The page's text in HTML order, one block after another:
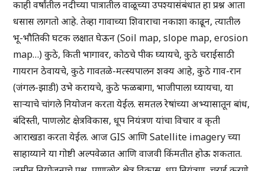
काही वर्षांतील नदीच्या पात्रातील वाळूच्या उपश्यासंबंधात हा प्रश्न आता
धसास लागतो आहे. तेव्हा गावाच्या शिवाराचा नकाशा काढून, त्यातील
भू-भौतिकी घटक लक्षात घेऊन (Soil map, slope map, erosion
map…) कुठे, किती भागावर, कोठचे पीक घ्यायचे, कुठे चराईसाठी
गायरान ठेवायचे, कुठे गावतळे-मत्स्यपालन शक्य आहे, कुठे गाव-रान
(जंगल-झाडी) उभे करायचे, कुठे फळबागा, भाजीपाला घ्यायचा, या
साऱ्याचे चांगले नियोजन करता येईल. समतल रेषांच्या अभ्यासातून बांध,
बंदिस्ती, पाणलोट क्षेत्रविकास, धूप नियंत्रण यांचा विचार व कृती
आराखडा करता येईल. आज GIS आणि Satellite imagery च्या
साहाय्याने या गोष्टी अल्पवेळात आणि वाजवी किंमतीत होऊ शकतात.